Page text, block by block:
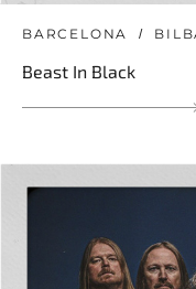
BARCELONA
Beast In Black